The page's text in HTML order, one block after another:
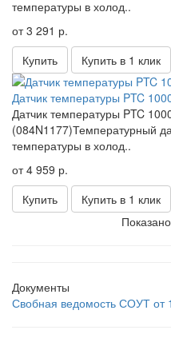
температуры в холод..
от 3 291 р.
Купить
Купить в 1 клик
Датчик температуры PTC
Датчик температуры PTC
(084N1177)Температурный
температуры в холод..
от 4 959 р.
Купить
Купить в 1 клик
Документы
Свобная ведомость СОУТ от